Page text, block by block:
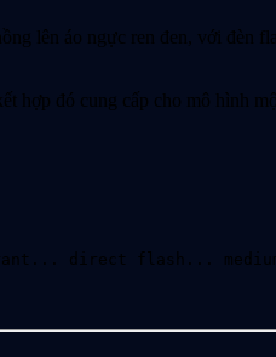
lên áo ngực ren đen, với đèn
hợp đó cung cấp cho mô hình
direct flash...